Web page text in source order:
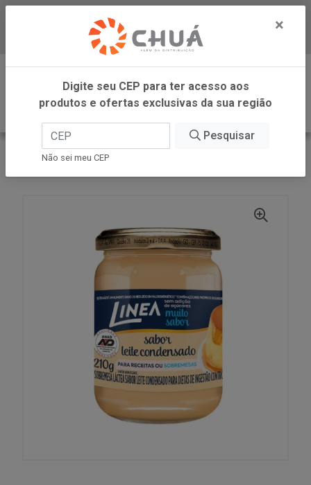
Baixe já nosso APP
0
INÍCIO
LINEA ALIMENTOS
×
Digite seu CEP para ter acesso aos
produtos e ofertas exclusivas da sua região
Pesquisar
Não sei meu CEP